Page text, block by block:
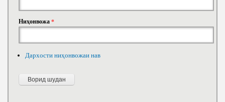
Ниҳонвожа*
Дархости ниҳонвожаи нав